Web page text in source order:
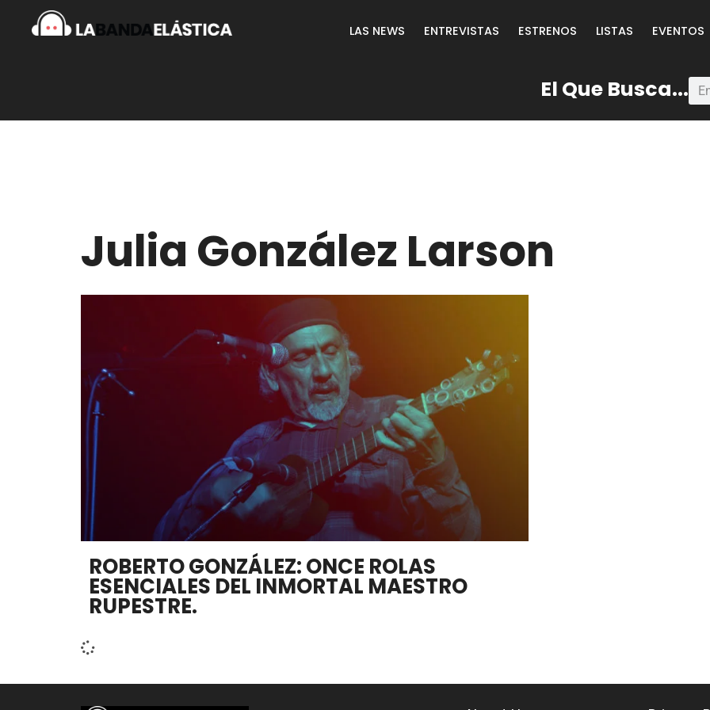
LAS NEWS ENTREVISTAS ESTRENOS LISTAS EVENTOS
El Que Busca...
Julia González Larson
ROBERTO GONZÁLEZ: ONCE ROLAS
ESENCIALES DEL INMORTAL MAESTRO
RUPESTRE.